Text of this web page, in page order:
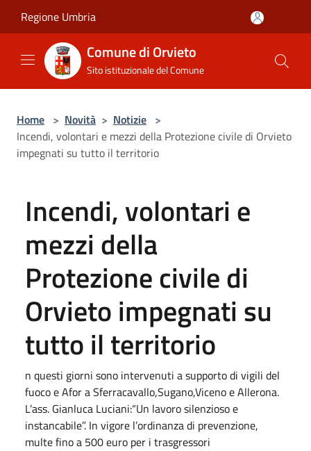
Regione Umbria
Comune di Orvieto
Sito istituzionale del Comune
Home > Novità > Notizie >
Incendi, volontari e mezzi della Protezione civile di Orvieto
impegnati su tutto il territorio
Incendi, volontari e
mezzi della
Protezione civile di
Orvieto impegnati su
tutto il territorio
n questi giorni sono intervenuti a supporto di vigili del
fuoco e Afor a Sferracavallo,Sugano,Viceno e Allerona.
L’ass. Gianluca Luciani:“Un lavoro silenzioso e
instancabile”. In vigore l’ordinanza di prevenzione,
multe fino a 500 euro per i trasgressori